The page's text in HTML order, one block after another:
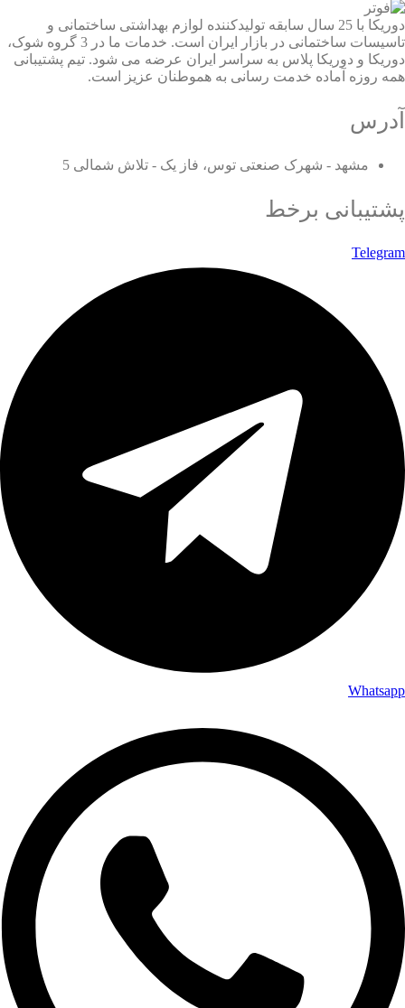
دوریکا با 25 سال سابقه تولیدکننده لوازم بهداشتی ساختمانی و
تاسیسات ساختمانی در بازار ایران است. خدمات ما در 3 گروه شوک،
دوریکا و دوریکا پلاس به سراسر ایران عرضه می شود. تیم پشتیبانی
همه روزه آماده خدمت رسانی به هموطنان عزیز است.
آدرس
مشهد - شهرک صنعتی توس، فاز یک - تلاش شمالی 5
پشتیبانی برخط
Telegram
Whatsapp